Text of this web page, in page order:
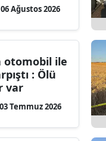
Bitlis
Bolu
Burdur
Bursa
Çanakkale
Çankırı
06 Ağustos 2026
otomobil ile
: Ölü
var
03 Temmuz 2026